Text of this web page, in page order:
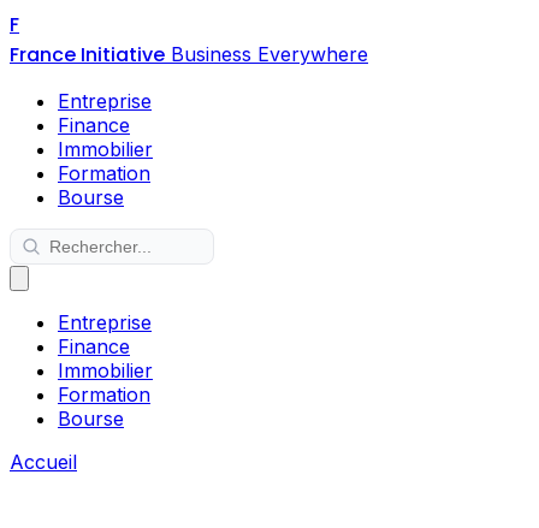
F
France Initiative Business Everywhere
Entreprise
Finance
Immobilier
Formation
Bourse
Entreprise
Finance
Immobilier
Formation
Bourse
Accueil